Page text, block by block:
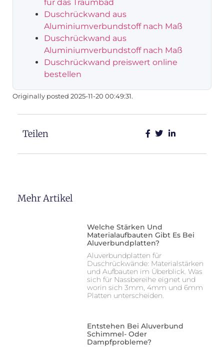
für das Traumbad
Duschrückwand aus
Aluminiumverbundstoff nach Maß
Duschrückwand aus
Aluminiumverbundstoff nach Maß
Duschrückwand preiswert online
bestellen
Originally posted 2025-11-20 00:49:31.
Teilen
Mehr Artikel
Welche Stärken Und
Materialaufbauten Gibt Es Bei
Aluverbundplatten?
Aluverbundplatten für
Duschrückwände: Materialstärken
und Aufbauten im Überblick. Was
sich für Nassbereihe eignet und
worin sich 3mm, 4mm und 6mm
Platten unterscheiden.
Entstehen Bei Aluverbund
Schimmel- Oder
Dampfprobleme?